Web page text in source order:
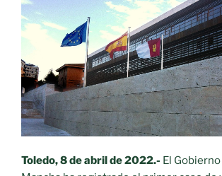
de
mono»
Toledo, 8 de abril de 2022.- El